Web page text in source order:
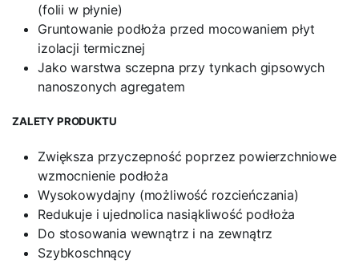
(folii w płynie)
Gruntowanie podłoża przed mocowaniem płyt
izolacji termicznej
Jako warstwa sczepna przy tynkach gipsowych
nanoszonych agregatem
ZALETY PRODUKTU
Zwiększa przyczepność poprzez powierzchniowe
wzmocnienie podłoża
Wysokowydajny (możliwość rozcieńczania)
Redukuje i ujednolica nasiąkliwość podłoża
Do stosowania wewnątrz i na zewnątrz
Szybkoschnący